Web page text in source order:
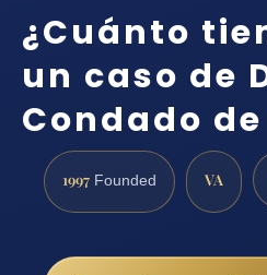
¿Cuánto
un caso de
Condado
1997 Founded VA